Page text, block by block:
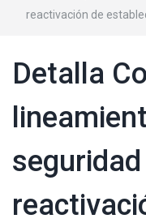
reactivación de
Detalla